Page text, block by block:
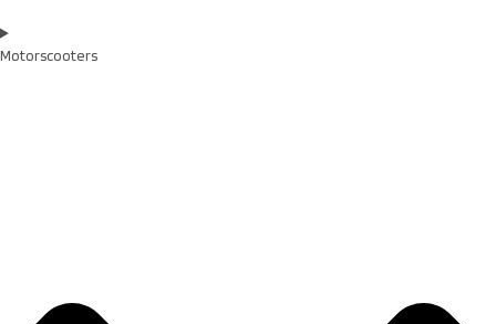
Motorscooters